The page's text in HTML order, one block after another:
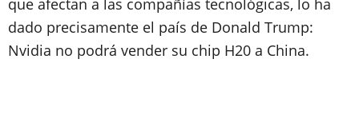
que afectan a las compañías tecnológicas, lo ha
dado precisamente el país de Donald Trump:
Nvidia no podrá vender su chip H20 a China.